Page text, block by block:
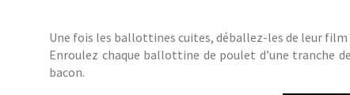
Une fois les ballottines cuites, déballez-les de leur film
Enroulez chaque ballottine de poulet d’une tranche
bacon.